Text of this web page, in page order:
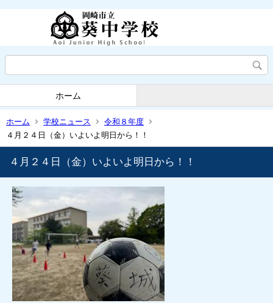
ホーム
ホーム 学校ニュース
令和８年度
４月２４日（金）いよいよ明日から！！
４月２４日（金）いよいよ明日から！！